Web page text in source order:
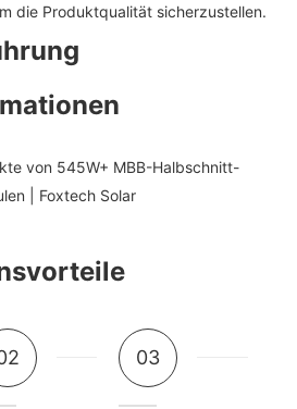
die Produktqualität sicherzustellen.
03